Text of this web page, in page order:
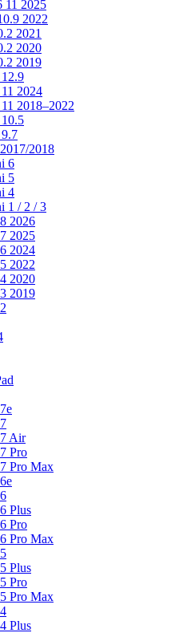
11 2025
2022
2021
2020
2019
2024
2018–2022
2018
6
5
4
1 / 2 / 3
2026
2025
2024
2022
2020
2019
Air
Pro
Pro Max
Plus
Pro
Pro Max
Plus
Pro
Pro Max
Plus